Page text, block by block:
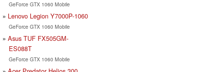
GeForce GTX 1060 Mobile
Lenovo Legion Y7000P-1060
GeForce GTX 1060 Mobile
Asus TUF FX505GM-
ES088T
GeForce GTX 1060 Mobile